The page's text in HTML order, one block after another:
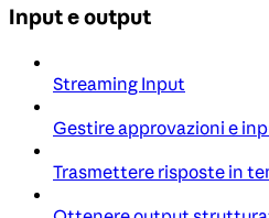
Input e output
Streaming Input
Gestire approvazioni e
Trasmettere risposte in